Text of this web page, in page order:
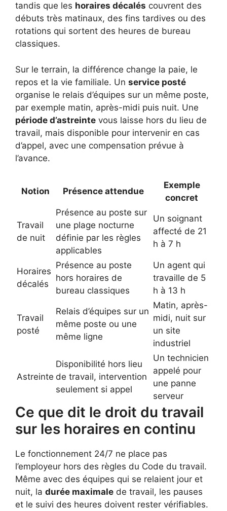
tandis que les horaires décalés couvrent des
débuts très matinaux, des fins tardives ou des
rotations qui sortent des heures de bureau
classiques.
Sur le terrain, la différence change la paie, le
repos et la vie familiale. Un service posté
organise le relais d’équipes sur un même poste,
par exemple matin, après-midi puis nuit. Une
période d’astreinte vous laisse hors du lieu de
travail, mais disponible pour intervenir en cas
d’appel, avec une compensation prévue à
l’avance.
Notion Présence attendue
Exemple
concret
Travail
de nuit
Présence au poste sur
une plage nocturne
définie par les règles
applicables
Un soignant
affecté de 21
h à 7 h
Horaires
décalés
Présence au poste
hors horaires de
bureau classiques
Un agent qui
travaille de 5
h à 13 h
Travail
posté
Relais d’équipes sur un
même poste ou une
même ligne
Matin, après-
midi, nuit sur
un site
industriel
Astreinte
Disponibilité hors lieu
de travail, intervention
seulement si appel
Un technicien
appelé pour
une panne
serveur
Ce que dit le droit du travail
sur les horaires en continu
Le fonctionnement 24/7 ne place pas
l’employeur hors des règles du Code du travail.
Même avec des équipes qui se relaient jour et
nuit, la durée maximale de travail, les pauses
et le suivi des heures doivent rester vérifiables.